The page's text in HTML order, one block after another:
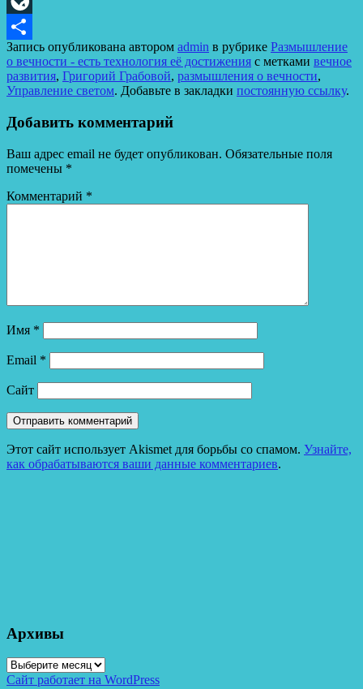
LiveJournal
Отправить
Запись опубликована автором admin в рубрике Размышление
о вечности - есть технология её достижения с метками вечное
развития, Григорий Грабовой, размышления о вечности,
Управление светом. Добавьте в закладки постоянную ссылку.
Добавить комментарий
Ваш адрес email не будет опубликован. Обязательные поля
помечены *
Комментарий *
Имя *
Email *
Сайт
Этот сайт использует Akismet для борьбы со спамом. Узнайте,
как обрабатываются ваши данные комментариев.
Архивы
Архивы
Сайт работает на WordPress